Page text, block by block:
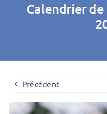
PubliezCalendrier de
Précédent